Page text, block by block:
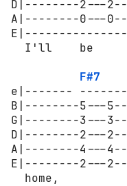
D|--------2---
A|--------0---
I'll    be
F#7
e|-------
B|--------5---
G|--------3---
D|--------2---
A|--------4---
E|--------2---
home,